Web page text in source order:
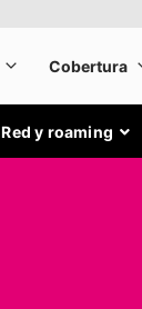
Red y roaming